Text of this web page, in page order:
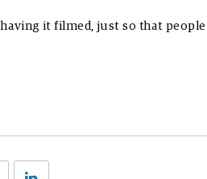
it filmed, just so that
Twitter